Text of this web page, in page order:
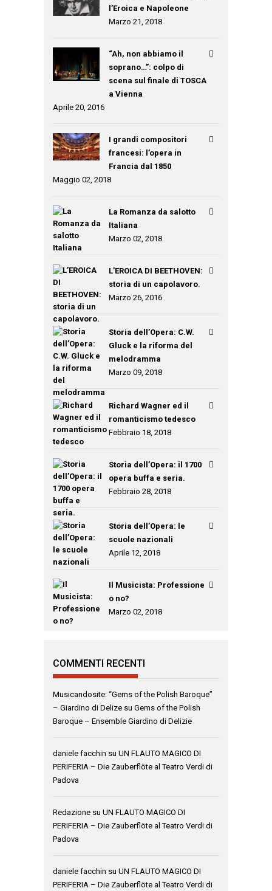
l’Eroica e Napoleone
Marzo 21, 2018
“Ah, non abbiamo il
soprano…”: colpo di
scena sul finale di TOSCA
a Vienna
Aprile 20, 2016
I grandi compositori
francesi: l’opera in
Francia dal 1850
Maggio 02, 2018
La Romanza da salotto
Italiana
Marzo 02, 2018
L’EROICA DI BEETHOVEN:
storia di un capolavoro.
Marzo 26, 2016
Storia dell’Opera: C.W.
Gluck e la riforma del
melodramma
Marzo 09, 2018
Richard Wagner ed il
romanticismo tedesco
Febbraio 18, 2018
Storia dell’Opera: il 1700
opera buffa e seria.
Febbraio 28, 2018
Storia dell’Opera: le
scuole nazionali
Aprile 12, 2018
Il Musicista: Professione
o no?
Marzo 02, 2018
COMMENTI RECENTI
Musicandosite: “Gems of the Polish Baroque”
– Giardino di Delize su Gems of the Polish
Baroque – Ensemble Giardino di Delizie
daniele facchin su UN FLAUTO MAGICO DI
PERIFERIA – Die Zauberflöte al Teatro Verdi di
Padova
Redazione su UN FLAUTO MAGICO DI
PERIFERIA – Die Zauberflöte al Teatro Verdi di
Padova
daniele facchin su UN FLAUTO MAGICO DI
PERIFERIA – Die Zauberflöte al Teatro Verdi di